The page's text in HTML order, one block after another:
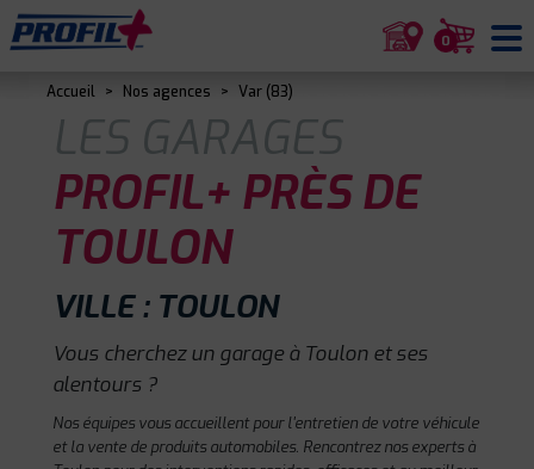
0
Accueil > Nos agences > Var (83)
LES GARAGES
PROFIL+ PRÈS DE
TOULON
VILLE : TOULON
Vous cherchez un garage à Toulon et ses
alentours ?
Nos équipes vous accueillent pour l'entretien de votre véhicule
et la vente de produits automobiles. Rencontrez nos experts à